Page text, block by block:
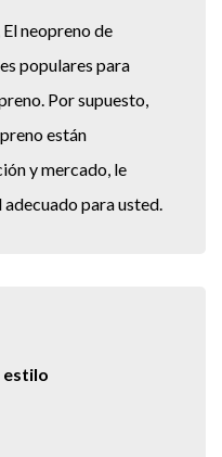
neopreno de
populares para
Por supuesto,
están
y mercado, le
para usted.
estilo